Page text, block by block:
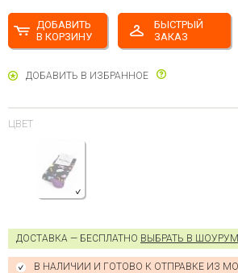
ДОБАВИТЬ
В КОРЗИНУ
БЫСТРЫЙ
ЗАКАЗ
ДОБАВИТЬ В ИЗБРАННОЕ
ЦВЕТ
ДОСТАВКА — БЕСПЛАТНО ВЫБРАТЬ В
В НАЛИЧИИ И ГОТОВО К ОТПРАВКЕ ИЗ